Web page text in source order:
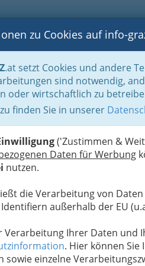
BLOGS FOTOS G
zu Cookies auf info-
.at setzt Cookies und andere
sind notwendig,
oder wirtschaftlich zu
finden Sie in unserer
('Zustimmen &
Daten für Werbung
nutzen.
die Verarbeitung von Daten
außerhalb der EU
Verarbeitung Ihrer Daten und
. Hier können Sie
sowie einzelne
Veranstaltung